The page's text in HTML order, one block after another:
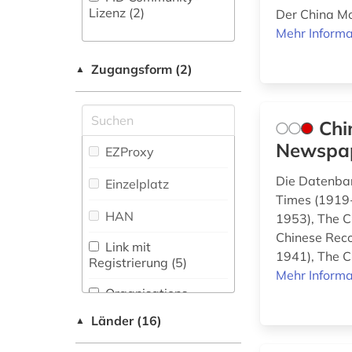
Gesundheitswissenschaften
(9)
Byzantinistik.
Neugriechische
Philologie. Neulatein
(10)
Kunstgeschichte (14)
Maschinenbau (4)
Mathematik (19)
Kommunikationswissenschaften,
bildung in der
sozialarbeit (1)
bildungsforschung
biologie (3)
biomechanik (1)
Lizenz (2)
▲ Zugangsform (2)
EZProxy
Einzelplatz
HAN
Link mit
Registrierung (5)
Organisations-
Shibboleth
▲ Länder (16)
Der China
Mehr
Die
Times
1953), The
Chinese
1941), The
Mehr